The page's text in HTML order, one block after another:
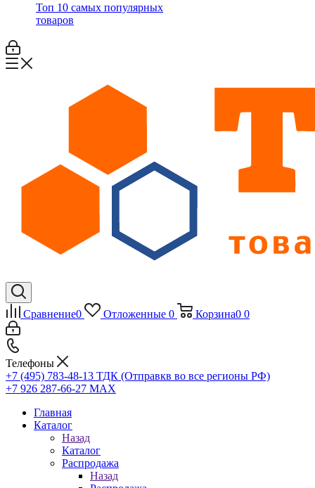
Топ 10 самых популярных
товаров
Сравнение0 Отложенные 0 Корзина0 0
Телефоны
+7 (495) 783-48-13 ТДК (Отправкв во все регионы РФ)
+7 926 287-66-27 МАХ
Главная
Каталог
Назад
Каталог
Распродажа
Назад